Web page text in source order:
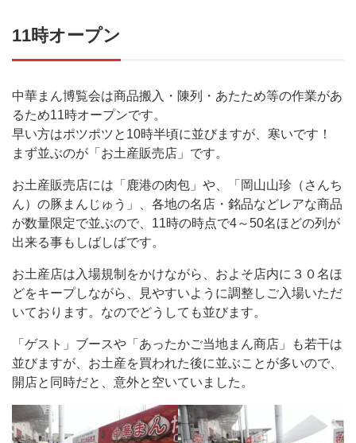
11時オープン
中華まん博覧会は商品搬入・陳列・あたため等の作業があ
るため11時オープンです。
早い方はポツポツと10時半頃に並びますが、寒いです！
まず並ぶのが「お土産販売店」です。
お土産販売店には「鹿港の肉包」や、「岡山山珍（さんち
ん）の豚まんじゅう」、各地の名店・銘品などレアな商品
が数量限定で並ぶので、11時の時点で4～50名ほどの列が
出来る事もしばしばです。
お土産店は入場規制をかけながら、およそ店内に３０名ほ
どをキープしながら、見やすいように調整しご入場いただ
いております。なのでどうしても並びます。
「ゲスト」ブースや「あったかご当地まん商店」も若干は
並びますが、お土産を買われた後に並ぶことが多いので、
開店と同時だと、意外と空いていました。